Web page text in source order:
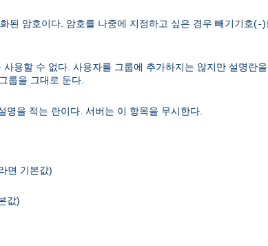
된 암호이다. 암호를 나중에 지정하고 싶은 경우 빼기기호(-)
사용할 수 없다. 사용자를 그룹에 추가하지는 않지만 설명란
룹을 그대로 둔다.
명을 적는 란이다. 서버는 이 항목을 무시한다.
면 기본값)
값)